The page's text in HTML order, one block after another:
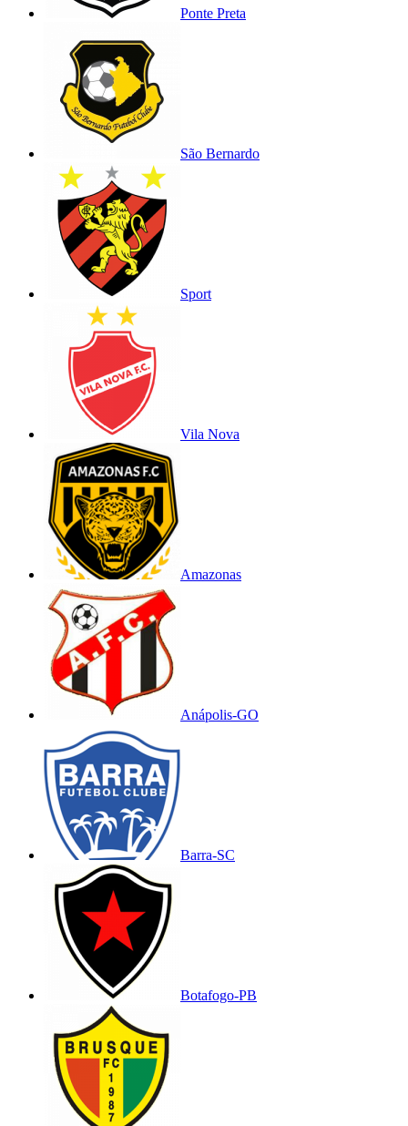
Ponte Preta
São Bernardo
Sport
Vila Nova
Amazonas
Anápolis-GO
Barra-SC
Botafogo-PB